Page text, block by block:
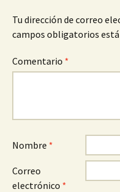
Tu dirección de correo
campos obligatorios
Comentario *
Nombre *
Correo
electrónico *